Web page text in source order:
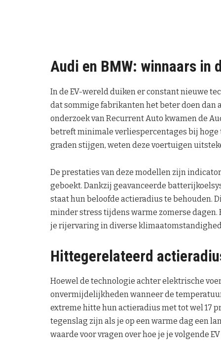
Audi en BMW: winnaars in
In de EV-wereld duiken er constant nieuwe
dat sommige fabrikanten het beter doen dan
onderzoek van Recurrent Auto kwamen de
betreft minimale verliespercentages bij
graden stijgen, weten deze voertuigen
De prestaties van deze modellen zijn
geboekt. Dankzij geavanceerde
staat hun beloofde actieradius te behouden.
minder stress tijdens warme zomerse
je rijervaring in diverse
Hittegerelateerd
Hoewel de technologie achter elektrische
onvermijdelijkheden wanneer de
extreme hitte hun actieradius met tot wel 17
tegenslag zijn als je op een warme dag een
waarde voor vragen over hoe je je volgende